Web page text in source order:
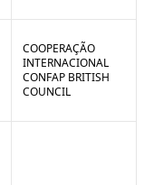
COOPERAÇÃO
INTERNACIONAL
CONFAP BRITISH
COUNCIL